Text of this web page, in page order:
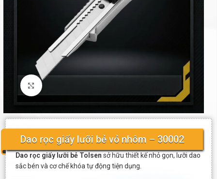
Click to enlarge
Dao rọc giấy lưỡi bẻ vỏ nhôm – 30002
Dao rọc giấy lưỡi bẻ Tolsen sở hữu thiết kế nhỏ gọn, lưỡi dao
sắc bén và cơ chế khóa tự động tiện dụng.